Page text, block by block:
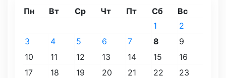
Пн Вт Ср Чт Пт Сб Вс
1
2
3
4 5 6 7 8
9
10
11 12 13 14 15
16
17
18 19 20 21 22
23